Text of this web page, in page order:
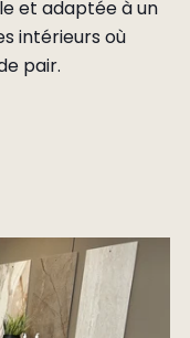
et adaptée à un
intérieurs où
pair.